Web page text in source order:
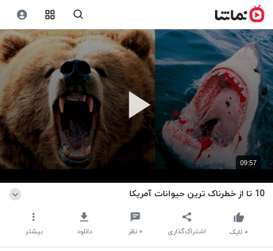
09:57
10 تا از خطرناک ترین حیوانات آمریکا
اشتراک‌گذاری ۰ نظر دانلود بیشتر ۰ لایک